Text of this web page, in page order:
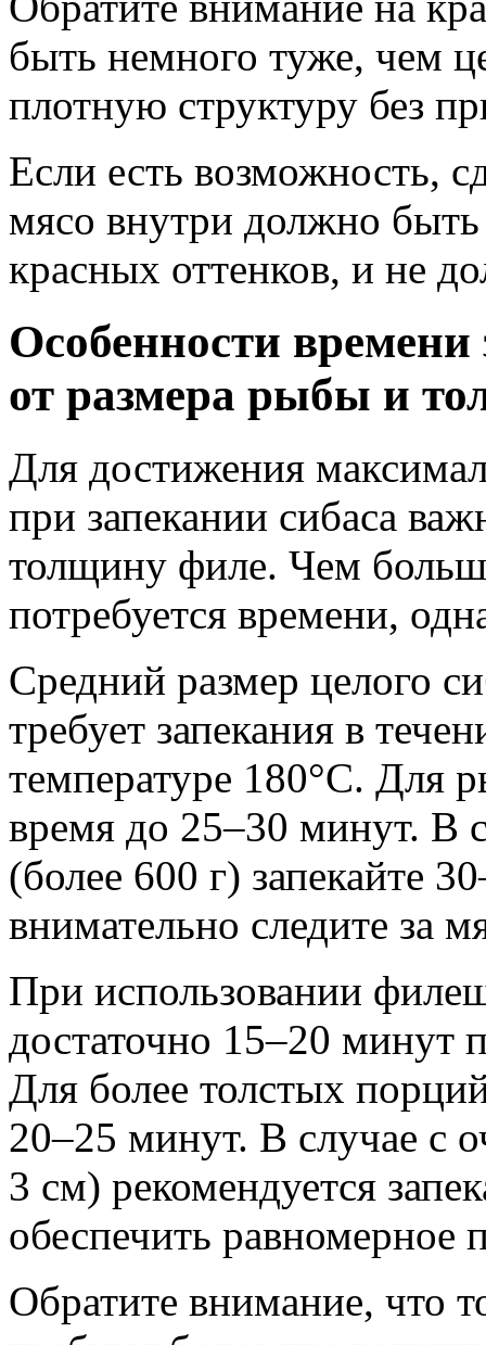
быть немного туже, чем
плотную структуру без
Если есть возможность,
мясо внутри должно
красных оттенков, и не
Особенности времени
от размера рыбы и
Для достижения
при запекании сибаса
толщину филе. Чем
потребуется времени,
Средний размер целого
требует запекания в
температуре 180°C. Для
время до 25–30 минут. В
(более 600 г) запекайте
внимательно следите за
При использовании
достаточно 15–20 минут
Для более толстых
20–25 минут. В случае с
3 см) рекомендуется
обеспечить равномерное
Обратите внимание, что